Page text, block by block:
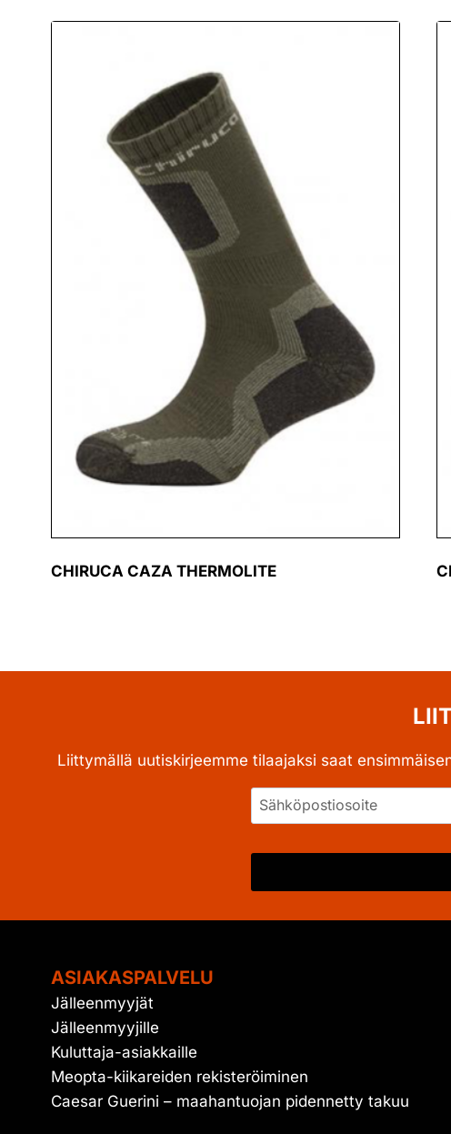
CHIRUCA CAZA THERMOLITE
Liittymällä uutiskirjeemme tilaajaksi saat
ASIAKASPALVELU
Jälleenmyyjät
Jälleenmyyjille
Kuluttaja-asiakkaille
Meopta-kiikareiden rekisteröiminen
Caesar Guerini – maahantuojan pidennetty takuu